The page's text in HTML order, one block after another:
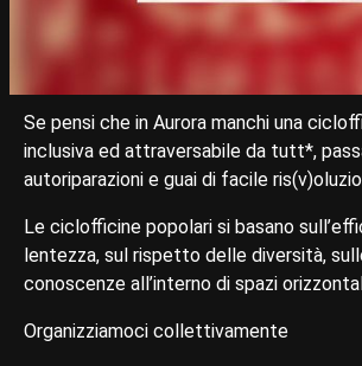
Se pensi che in Aurora manchi una
inclusiva ed attraversabile da tutt*,
autoriparazioni e guai di facile
Le ciclofficine popolari si basano
lentezza, sul rispetto delle diversità,
conoscenze all’interno di spazi
Organizziamoci collettivamente